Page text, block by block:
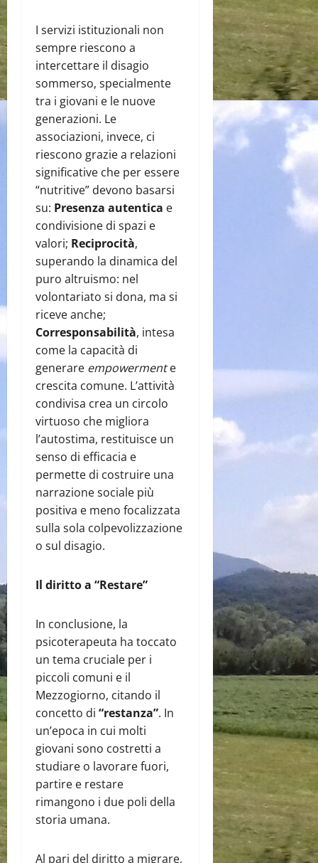
I servizi istituzionali non
sempre riescono a
intercettare il disagio
sommerso, specialmente
tra i giovani e le nuove
generazioni. Le
associazioni, invece, ci
riescono grazie a relazioni
significative che per essere
“nutritive” devono basarsi
su: Presenza autentica e
condivisione di spazi e
valori; Reciprocità,
superando la dinamica del
puro altruismo: nel
volontariato si dona, ma si
riceve anche;
Corresponsabilità, intesa
come la capacità di
generare empowermente
crescita comune. L’attività
condivisa crea un circolo
virtuoso che migliora
l’autostima, restituisce un
senso di efficacia e
permette di costruire una
narrazione sociale più
positiva e meno focalizzata
sulla sola colpevolizzazione
o sul disagio.
Il diritto a “Restare”
In conclusione, la
psicoterapeuta ha toccato
un tema cruciale per i
piccoli comuni e il
Mezzogiorno, citando il
concetto di “restanza”. In
un’epoca in cui molti
giovani sono costretti a
studiare o lavorare fuori,
partire e restare
rimangono i due poli della
storia umana.
Al pari del diritto a migrare,